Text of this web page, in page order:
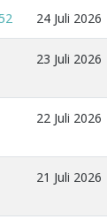
24 Juli 2026
23 Juli 2026
22 Juli 2026
21 Juli 2026